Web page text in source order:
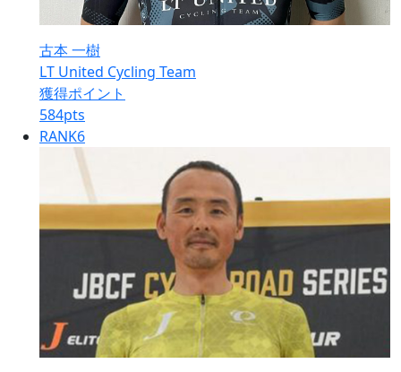
古本 一樹
LT United Cycling Team
獲得ポイント
584pts
RANK6